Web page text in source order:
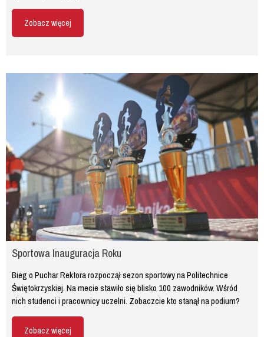
Zobacz więcej
Sportowa Inauguracja Roku
Bieg o Puchar Rektora rozpoczął sezon sportowy na Politechnice
Świętokrzyskiej. Na mecie stawiło się blisko 100 zawodników. Wśród
nich studenci i pracownicy uczelni. Zobaczcie kto stanął na podium?
Zobacz więcej